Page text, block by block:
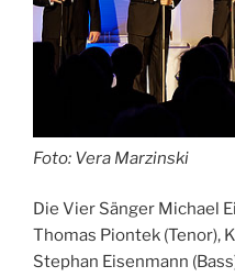
Foto: Vera Marzinski
Die Vier Sänger Michael
Thomas Piontek (Tenor),
Stephan Eisenmann